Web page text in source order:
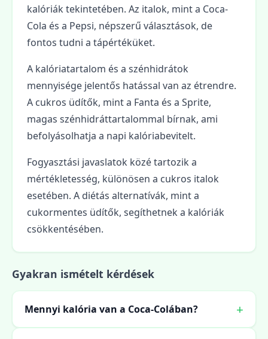
kalóriák tekintetében. Az italok, mint a Coca-
Cola és a Pepsi, népszerű választások, de
fontos tudni a tápértéküket.
A kalóriatartalom és a szénhidrátok
mennyisége jelentős hatással van az étrendre.
A cukros üdítők, mint a Fanta és a Sprite,
magas szénhidráttartalommal bírnak, ami
befolyásolhatja a napi kalóriabevitelt.
Fogyasztási javaslatok közé tartozik a
mértékletesség, különösen a cukros italok
esetében. A diétás alternatívák, mint a
cukormentes üdítők, segíthetnek a kalóriák
csökkentésében.
Gyakran ismételt kérdések
Mennyi kalória van a Coca-Colában?